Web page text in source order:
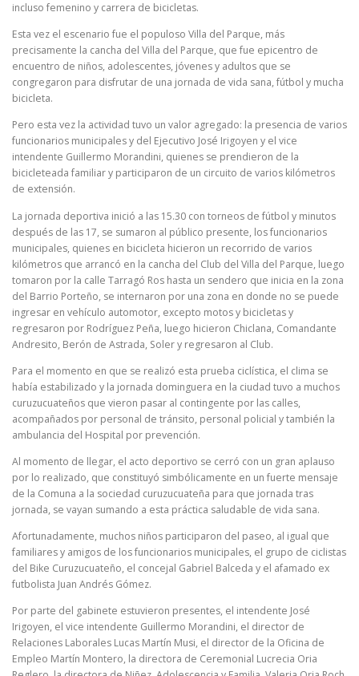
incluso femenino y carrera de bicicletas.
Esta vez el escenario fue el populoso Villa del Parque, más
precisamente la cancha del Villa del Parque, que fue epicentro de
encuentro de niños, adolescentes, jóvenes y adultos que se
congregaron para disfrutar de una jornada de vida sana, fútbol y mucha
bicicleta.
Pero esta vez la actividad tuvo un valor agregado: la presencia de varios
funcionarios municipales y del Ejecutivo José Irigoyen y el vice
intendente Guillermo Morandini, quienes se prendieron de la
bicicleteada familiar y participaron de un circuito de varios kilómetros
de extensión.
La jornada deportiva inició a las 15.30 con torneos de fútbol y minutos
después de las 17, se sumaron al público presente, los funcionarios
municipales, quienes en bicicleta hicieron un recorrido de varios
kilómetros que arrancó en la cancha del Club del Villa del Parque, luego
tomaron por la calle Tarragó Ros hasta un sendero que inicia en la zona
del Barrio Porteño, se internaron por una zona en donde no se puede
ingresar en vehículo automotor, excepto motos y bicicletas y
regresaron por Rodríguez Peña, luego hicieron Chiclana, Comandante
Andresito, Berón de Astrada, Soler y regresaron al Club.
Para el momento en que se realizó esta prueba ciclística, el clima se
había estabilizado y la jornada dominguera en la ciudad tuvo a muchos
curuzucuateños que vieron pasar al contingente por las calles,
acompañados por personal de tránsito, personal policial y también la
ambulancia del Hospital por prevención.
Al momento de llegar, el acto deportivo se cerró con un gran aplauso
por lo realizado, que constituyó simbólicamente en un fuerte mensaje
de la Comuna a la sociedad curuzucuateña para que jornada tras
jornada, se vayan sumando a esta práctica saludable de vida sana.
Afortunadamente, muchos niños participaron del paseo, al igual que
familiares y amigos de los funcionarios municipales, el grupo de ciclistas
del Bike Curuzucuateño, el concejal Gabriel Balceda y el afamado ex
futbolista Juan Andrés Gómez.
Por parte del gabinete estuvieron presentes, el intendente José
Irigoyen, el vice intendente Guillermo Morandini, el director de
Relaciones Laborales Lucas Martín Musi, el director de la Oficina de
Empleo Martín Montero, la directora de Ceremonial Lucrecia Oria